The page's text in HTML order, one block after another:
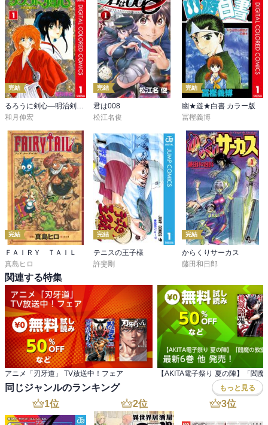
完結
るろうに剣心―明治剣客浪漫譚― カラー版
和月伸宏
完結
君は008
松江名俊
完結
幽★遊★白書 カラー版
冨樫義博
完結
ＦＡＩＲＹ ＴＡＩＬ
真島ヒロ
完結
テニスの王子様
許斐剛
完結
からくりサーカス
藤田和日郎
関連する特集
アニメ「刃牙道」 TV放送中！フェア
同じジャンルのランキング もっと見る
1位 2位 3位